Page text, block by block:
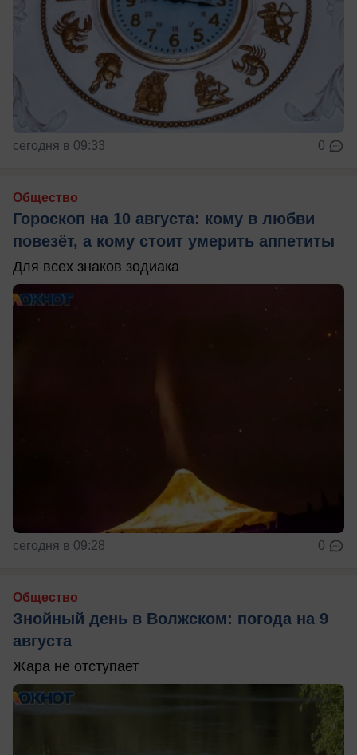
сегодня в 09:33 0
Общество
Гороскоп на 10 августа: кому в любви
повезёт, а кому стоит умерить аппетиты
Для всех знаков зодиака
сегодня в 09:28 0
Общество
Знойный день в Волжском: погода на 9
августа
Жара не отступает